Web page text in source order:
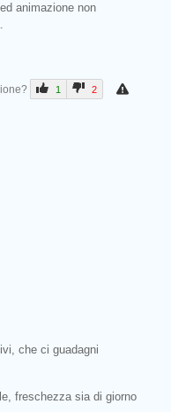
animazione non
1 2
che ci guadagni
freschezza sia di giorno